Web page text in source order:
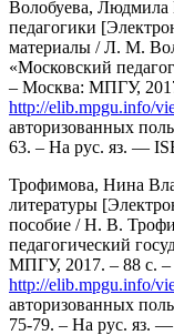
Волобуева,
педагогики
материалы / Л. М.
«Московский
– Москва: МПГУ,
http://elib.mpgu.info/
авторизованных
63. – На рус. яз. —
Трофимова, Нина
литературы
пособие / Н. В.
педагогический
МПГУ, 2017. – 88 с. –
http://elib.mpgu.info/
авторизованных
75-79. – На рус. яз.